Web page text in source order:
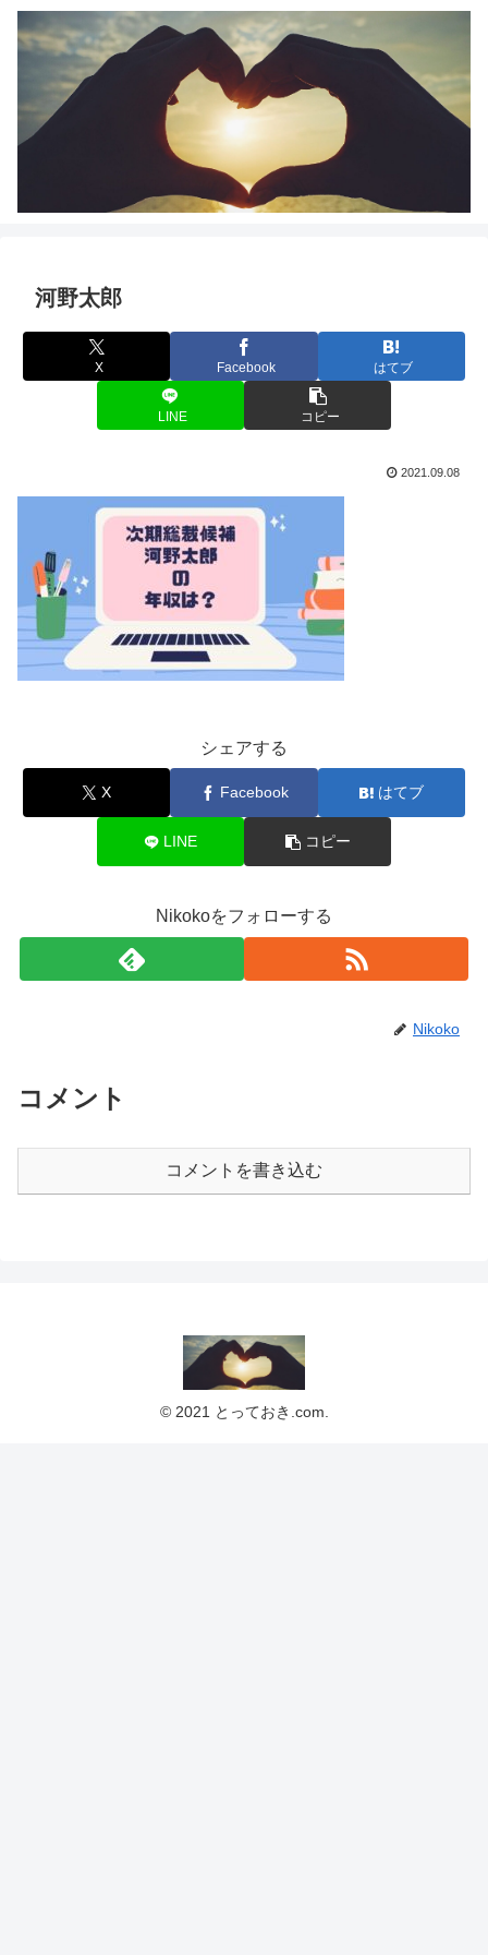
河野太郎
X Facebook はてブ
LINE コピー
2021.09.08
シェアする
X Facebook はてブ
LINE コピー
Nikokoをフォローする
Nikoko
コメント
コメントを書き込む
© 2021 とっておき.com.